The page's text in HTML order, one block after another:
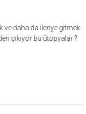
ve daha da ileriye gitmek
çıkıyor bu ütopyalar ?